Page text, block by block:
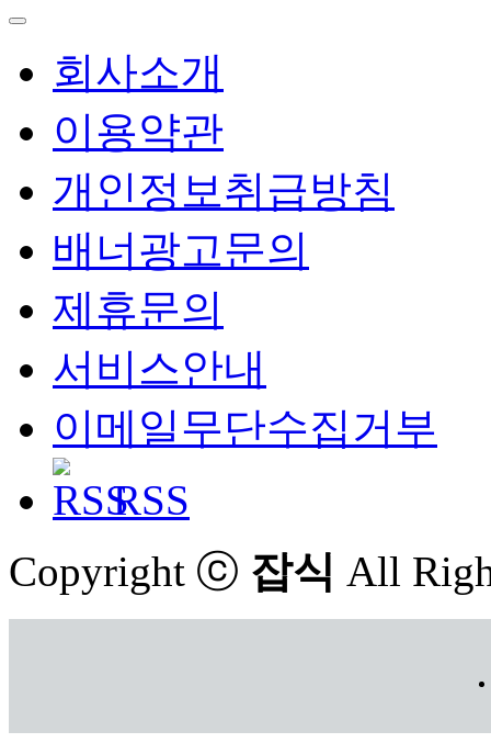
회사소개
이용약관
개인정보취급방침
배너광고문의
제휴문의
서비스안내
이메일무단수집거부
RSS
Copyright ⓒ 잡식 All